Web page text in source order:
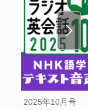
2025年10月号